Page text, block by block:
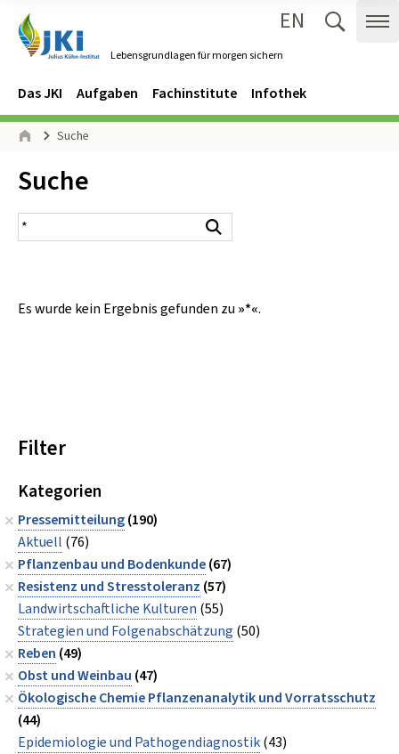
Lebensgrundlagen für morgen sichern
EN
Navigation
Hauptmenü
Das JKI Aufgaben Fachinstitute Infothek
Seitenpfad
Suche
Inhalt:
Suche
Suchergebnis
Es wurde kein Ergebnis gefunden zu »*«.
Filter
Kategorien
Pressemitteilung(190)
Aktuell (76)
Pflanzenbau und Bodenkunde(67)
Resistenz und Stresstoleranz (57)
Landwirtschaftliche Kulturen (55)
Strategien und Folgenabschätzung (50)
Reben (49)
Obst und Weinbau (47)
Ökologische Chemie Pflanzenanalytik und Vorratsschutz
(44)
Epidemiologie und Pathogendiagnostik(43)